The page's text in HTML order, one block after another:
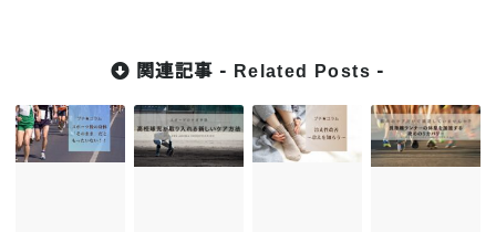
関連記事 - Related Posts -